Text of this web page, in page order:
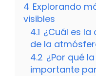
4 Explorando
visibles
4.1 ¿Cuál es
de la
4.2 ¿Por qué
importante